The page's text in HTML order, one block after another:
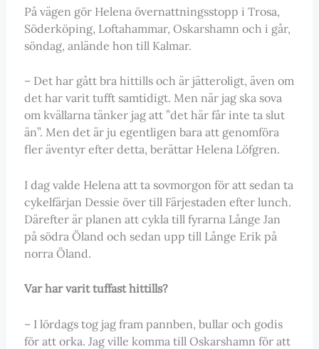
På vägen gör Helena övernattningsstopp i Trosa,
Söderköping, Loftahammar, Oskarshamn och i går,
söndag, anlände hon till Kalmar.
– Det har gått bra hittills och är jätteroligt, även om
det har varit tufft samtidigt. Men när jag ska sova
om kvällarna tänker jag att ”det här får inte ta slut
än”. Men det är ju egentligen bara att genomföra
fler äventyr efter detta, berättar Helena Löfgren.
I dag valde Helena att ta sovmorgon för att sedan ta
cykelfärjan Dessie över till Färjestaden efter lunch.
Därefter är planen att cykla till fyrarna Långe Jan
på södra Öland och sedan upp till Långe Erik på
norra Öland.
Var har varit tuffast hittills?
– I lördags tog jag fram pannben, bullar och godis
för att orka. Jag ville komma till Oskarshamn för att